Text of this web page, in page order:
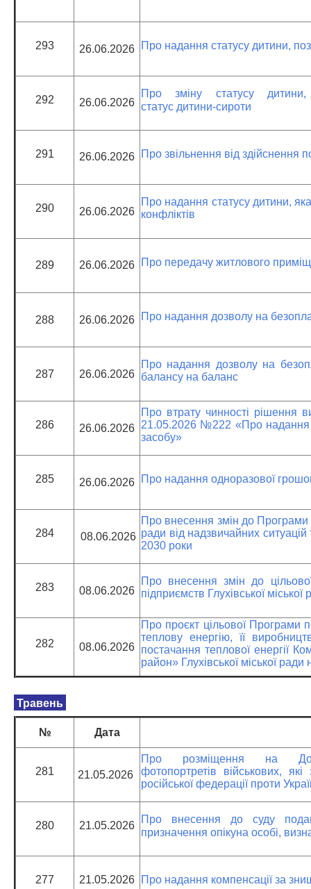
293 26.06.2026 Про надання статусу дитини,
292 26.06.2026
Про зміну статусу дитини,
статус дитини-сироти
291 26.06.2026 Про звільнення від здійснення
290 26.06.2026
Про надання статусу дитини,
конфліктів
289 26.06.2026 Про передачу житлового
288 26.06.2026 Про надання дозволу на
287 26.06.2026
Про надання дозволу на
балансу на баланс
286 26.06.2026
Про втрату чинності рішення
21.05.2026 №222 «Про надання
засобу»
285 26.06.2026 Про надання одноразової
284 08.06.2026
Про внесення змін до Програми
ради від надзвичайних
2030 роки
283 08.06.2026
Про внесення змін до
підприємств Глухівської
282 08.06.2026
Про проєкт цільової Програми
теплову енергію, її
постачання теплової енергії
район» Глухівської міської ради
Травень
№ Дата
281 21.05.2026
Про розміщення на
фотопортретів військових,
російської федерації проти
280 21.05.2026
Про внесення до суду
призначення опікуна особі,
277 21.05.2026 Про надання компенсації за